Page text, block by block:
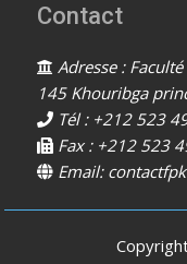
Contact
Adresse :
145 Khouribga
Tél : +212 523
Fax : +212 523
Email: